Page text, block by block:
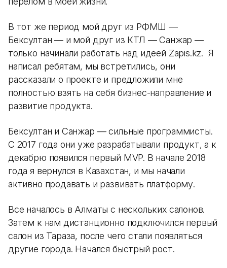
В тот же период мой друг из РФМШ —
Бексултан — и мой друг из КТЛ — Санжар —
только начинали работать над идеей Zapis.kz. Я
написал ребятам, мы встретились, они
рассказали о проекте и предложили мне
полностью взять на себя бизнес-направление и
развитие продукта.
Бексултан и Санжар — сильные программисты.
С 2017 года они уже разрабатывали продукт, а к
декабрю появился первый MVP. В начале 2018
года я вернулся в Казахстан, и мы начали
активно продавать и развивать платформу.
Все началось в Алматы с нескольких салонов.
Затем к нам дистанционно подключился первый
салон из Тараза, после чего стали появляться
другие города. Начался быстрый рост.